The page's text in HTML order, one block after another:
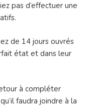
pas d’effectuer une
de 14 jours ouvrés
état et dans leur
à compléter
faudra joindre à la